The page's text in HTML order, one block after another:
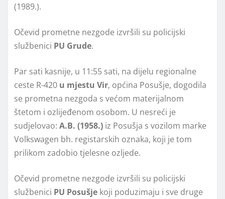
(1989.).
Očevid prometne nezgode izvršili su policijski
službenici PU Grude.
Par sati kasnije, u 11:55 sati, na dijelu regionalne
ceste R-420 u mjestu Vir, općina Posušje, dogodila
se prometna nezgoda s većom materijalnom
štetom i ozlijeđenom osobom. U nesreći je
sudjelovao: A.B. (1958.) iz Posušja s vozilom marke
Volkswagen bh. registarskih oznaka, koji je tom
prilikom zadobio tjelesne ozljede.
Očevid prometne nezgode izvršili su policijski
službenici PU Posušje koji poduzimaju i sve druge